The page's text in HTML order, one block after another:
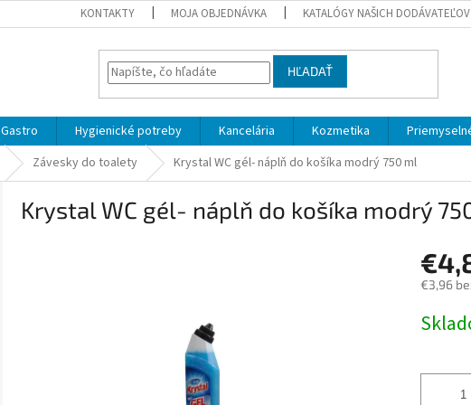
KONTAKTY MOJA OBJEDNÁVKA KATALÓGY NAŠICH DODÁVATEĽOV
HĽADAŤ
Gastro Hygienické potreby Kancelária Kozmetika
Závesky do toalety Krystal WC gél- náplň do košíka modrý 750 ml
Krystal WC gél- náplň do košíka modrý
€3,96
cena: